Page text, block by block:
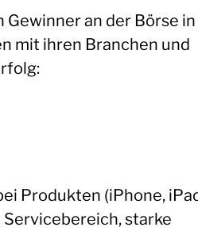
an der Börse in
mit ihren Branchen und
Produkten (iPhone,
starke